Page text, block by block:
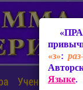
Учение
«з»:
Языке.